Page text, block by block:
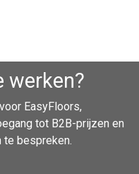
werken?
EasyFloors,
tot B2B-prijzen en
te bespreken.